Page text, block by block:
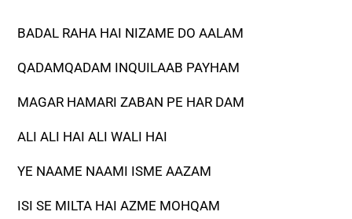
BADAL RAHA HAI NIZAME DO AALAM
QADAMQADAM INQUILAAB PAYHAM
MAGAR HAMARI ZABAN PE HAR DAM
ALI ALI HAI ALI WALI HAI
YE NAAME NAAMI ISME AAZAM
ISI SE MILTA HAI AZME MOHQAM